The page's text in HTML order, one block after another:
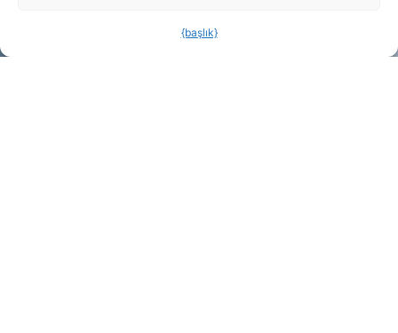
{başlık}
Danışmak